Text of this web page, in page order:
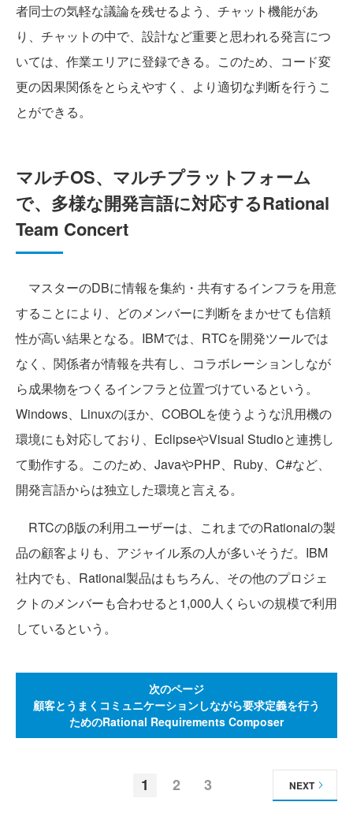
者同士の気軽な議論を残せるよう、チャット機能があ
り、チャットの中で、設計など重要と思われる発言につ
いては、作業エリアに登録できる。このため、コード変
更の因果関係をとらえやすく、より適切な判断を行うこ
とができる。
マルチOS、マルチプラットフォーム
で、多様な開発言語に対応するRational
Team Concert
マスターのDBに情報を集約・共有するインフラを用意
することにより、どのメンバーに判断をまかせても信頼
性が高い結果となる。IBMでは、RTCを開発ツールでは
なく、関係者が情報を共有し、コラボレーションしなが
ら成果物をつくるインフラと位置づけているという。
Windows、Linuxのほか、COBOLを使うような汎用機の
環境にも対応しており、EclipseやVisual Studioと連携し
て動作する。このため、JavaやPHP、Ruby、C#など、
開発言語からは独立した環境と言える。
RTCのβ版の利用ユーザーは、これまでのRationalの製
品の顧客よりも、アジャイル系の人が多いそうだ。IBM
社内でも、Rational製品はもちろん、その他のプロジェ
クトのメンバーも合わせると1,000人くらいの規模で利用
しているという。
次のページ
顧客とうまくコミュニケーションしながら要求定義を行う
ためのRational Requirements Composer
1 2 3 NEXT